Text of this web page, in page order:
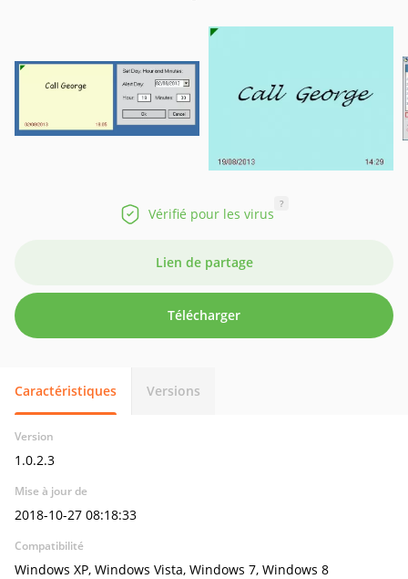
Vérifié pour les virus
?
Lien de partage
Télécharger
Caractéristiques Versions
Version
1.0.2.3
Mise à jour de
2018-10-27 08:18:33
Compatibilité
Windows XP, Windows Vista, Windows 7, Windows 8